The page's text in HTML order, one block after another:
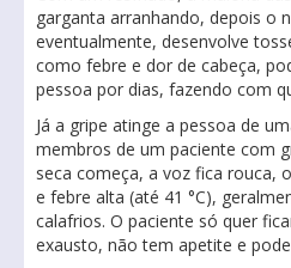
garganta arranhando, depois o
eventualmente, desenvolve
como febre e dor de cabeça,
pessoa por dias, fazendo com
Já a gripe atinge a pessoa de
membros de um paciente com
seca começa, a voz fica rouca,
e febre alta (até 41 °C),
calafrios. O paciente só quer
exausto, não tem apetite e